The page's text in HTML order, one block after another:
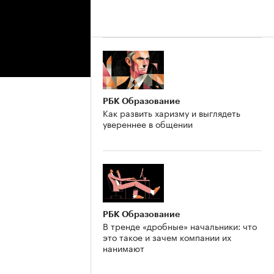
РБК Образование
Как развить харизму и выглядеть
увереннее в общении
РБК Образование
В тренде «дробные» начальники: что
это такое и зачем компании их
нанимают